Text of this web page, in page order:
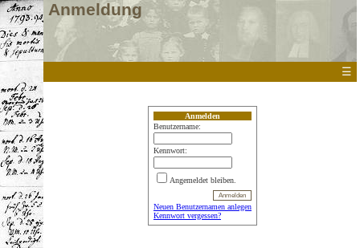
Anmeldung
☰
Anmelden
Benutzername:
Kennwort:
Angemeldet bleiben.
Neuen Benutzernamen anlegen
Kennwort vergessen?